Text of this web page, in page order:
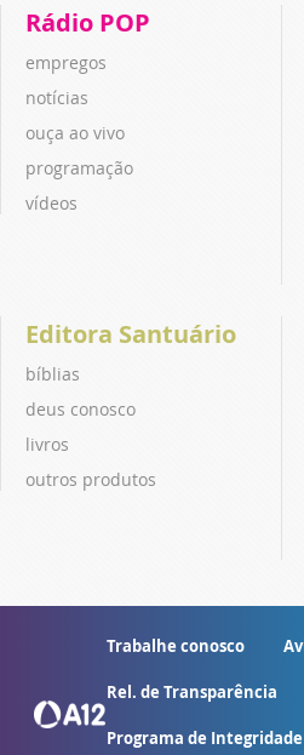
Rádio POP
empregos
notícias
ouça ao vivo
programação
vídeos
Editora Santuário
bíblias
deus conosco
livros
outros produtos
Trabalhe conosco
Rel. de Transparência
Programa de Integridade